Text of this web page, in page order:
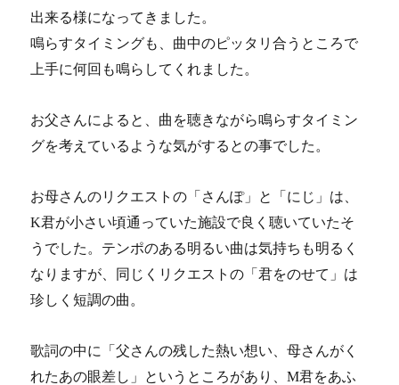
出来る様になってきました。
鳴らすタイミングも、曲中のピッタリ合うところで
上手に何回も鳴らしてくれました。
お父さんによると、曲を聴きながら鳴らすタイミン
グを考えているような気がするとの事でした。
お母さんのリクエストの「さんぽ」と「にじ」は、
K君が小さい頃通っていた施設で良く聴いていたそ
うでした。 テンポのある明るい曲は気持ちも明るく
なりますが、同じくリクエストの「君をのせて」は
珍しく短調の曲。
歌詞の中に「父さんの残した熱い想い、母さんがく
れたあの眼差し」というところがあり、M君をあふ